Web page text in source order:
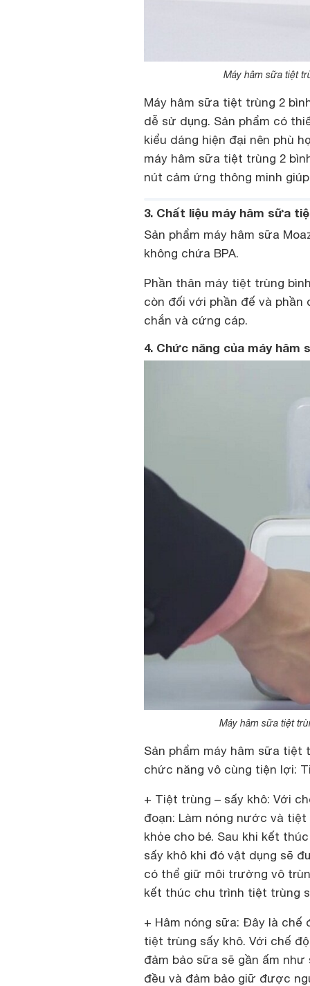
Máy hâm sữa tiệt
Máy hâm sữa tiệt trùng 2
dễ sử dụng. Sản phẩm có
kiểu dáng hiện đại nên phù
máy hâm sữa tiệt trùng 2
nút cảm ứng thông minh
3. Chất liệu máy hâm sữa
Sản phẩm máy hâm sữa
không chứa BPA.
Phần thân máy tiệt trùng
còn đối với phần đế và
chắn và cứng cáp.
4. Chức năng của máy hâm
Máy hâm sữa tiệt
Sản phẩm máy hâm sữa tiệt
chức năng vô cùng tiện lợi:
+ Tiệt trùng – sấy khô: Với
đoạn: Làm nóng nước và
khỏe cho bé. Sau khi kết
sấy khô khi đó vật dụng sẽ
có thể giữ môi trường vô
kết thúc chu trình tiệt trùng
+ Hâm nóng sữa: Đây là
tiệt trùng sấy khô. Với chế
đảm bảo sữa sẽ gần ấm
đều và đảm bảo giữ được